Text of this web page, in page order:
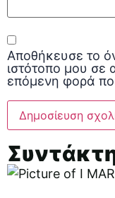
Αποθήκευσε το
ιστότοπο μου σε
επόμενη φορά